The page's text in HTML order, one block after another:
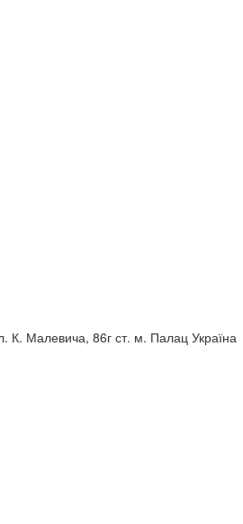
К. Малевича, 86г ст. м. Палац Україна